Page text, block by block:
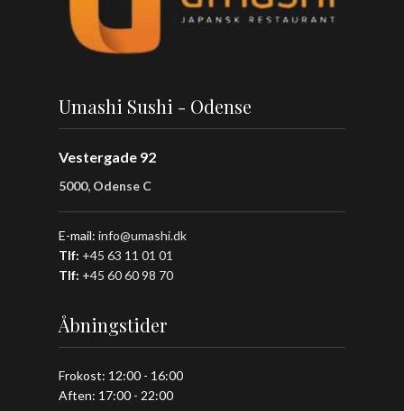
Umashi Sushi - Odense
Vestergade 92
5000, Odense C
E-mail: info@umashi.dk
Tlf: +45 63 11 01 01
Tlf: +45 60 60 98 70
Åbningstider
Frokost: 12:00 - 16:00
Aften: 17:00 - 22:00